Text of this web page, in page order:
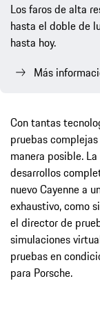
Los faros de alta
hasta el doble de
hasta hoy.
Más
Con tantas
pruebas
manera posible.
desarrollos
nuevo Cayenne a
exhaustivo, como
el director de
simulaciones
pruebas en
para Porsche.